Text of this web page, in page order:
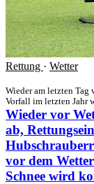
Rettung · Wetter
Wieder am letzten Tag
Vorfall im letzten Jahr
Wieder vor
ab,
vor dem
Schnee wird